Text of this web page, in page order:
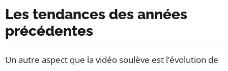
Les tendances des années
précédentes
Un autre aspect que la vidéo soulève est l’évolution de